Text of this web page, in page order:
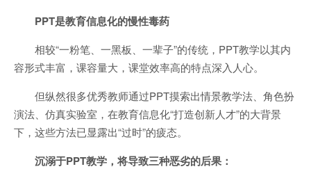
PPT是教育信息化的慢性毒药
相较“一粉笔、一黑板、一辈子”的传统，PPT教学以其内
容形式丰富，课容量大，课堂效率高的特点深入人心。
但纵然很多优秀教师通过PPT摸索出情景教学法、角色扮
演法、仿真实验室，在教育信息化“打造创新人才”的大背景
下，这些方法已显露出“过时”的疲态。
沉溺于PPT教学，将导致三种恶劣的后果：